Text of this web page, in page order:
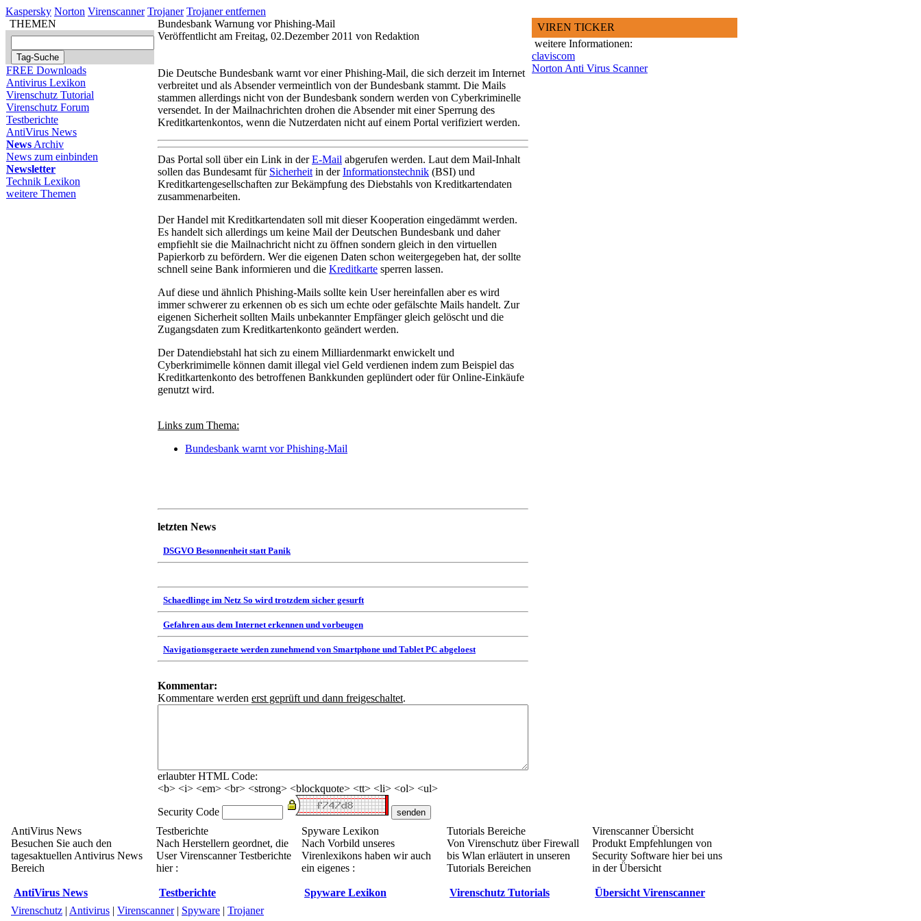
Kaspersky Norton Virenscanner Trojaner Trojaner entfernen
THEMEN
FREE Downloads
Antivirus Lexikon
Virenschutz Tutorial
Virenschutz Forum
Testberichte
AntiVirus News
News Archiv
News zum einbinden
Newsletter
Technik Lexikon
weitere Themen
Bundesbank Warnung vor Phishing-Mail
Veröffentlicht am Freitag, 02.Dezember 2011 von Redaktion
Die Deutsche Bundesbank warnt vor einer Phishing-Mail, die sich derzeit im Internet
verbreitet und als Absender vermeintlich von der Bundesbank stammt. Die Mails
stammen allerdings nicht von der Bundesbank sondern werden von Cyberkriminelle
versendet. In der Mailnachrichten drohen die Absender mit einer Sperrung des
Kreditkartenkontos, wenn die Nutzerdaten nicht auf einem Portal verifiziert werden.
Das Portal soll über ein Link in derE-Mail abgerufen werden. Laut dem Mail-Inhalt
sollen das Bundesamt für Sicherheit in derInformationstechnik (BSI) und
Kreditkartengesellschaften zur Bekämpfung des Diebstahls von Kreditkartendaten
zusammenarbeiten.
Der Handel mit Kreditkartendaten soll mit dieser Kooperation eingedämmt werden.
Es handelt sich allerdings um keine Mail der Deutschen Bundesbank und daher
empfiehlt sie die Mailnachricht nicht zu öffnen sondern gleich in den virtuellen
Papierkorb zu befördern. Wer die eigenen Daten schon weitergegeben hat, der sollte
schnell seine Bank informieren und die Kreditkarte sperren lassen.
Auf diese und ähnlich Phishing-Mails sollte kein User hereinfallen aber es wird
immer schwerer zu erkennen ob es sich um echte oder gefälschte Mails handelt. Zur
eigenen Sicherheit sollten Mails unbekannter Empfänger gleich gelöscht und die
Zugangsdaten zum Kreditkartenkonto geändert werden.
Der Datendiebstahl hat sich zu einem Milliardenmarkt enwickelt und
Cyberkrimimelle können damit illegal viel Geld verdienen indem zum Beispiel das
Kreditkartenkonto des betroffenen Bankkunden geplündert oder für Online-Einkäufe
genutzt wird.
Links zum Thema:
Bundesbank warnt vor Phishing-Mail
letzten News
DSGVO Besonnenheit statt Panik
Schaedlinge im Netz So wird trotzdem sicher gesurft
Gefahren aus dem Internet erkennen und vorbeugen
Navigationsgeraete werden zunehmend von Smartphone und Tablet PC abgeloest
Kommentar:
Kommentare werden erst geprüft und dann freigeschaltet.
erlaubter HTML Code:
<b> <i> <em> <br> <strong> <blockquote> <tt> <li> <ol> <ul>
Security Code
VIREN TICKER
weitere Informationen:
claviscom
Norton Anti Virus Scanner
AntiVirus News
Besuchen Sie auch den
tagesaktuellen Antivirus News
Bereich
AntiVirus News
Testberichte
Nach Herstellern geordnet, die
User Virenscanner Testberichte
hier :
Testberichte
Spyware Lexikon
Nach Vorbild unseres
Virenlexikons haben wir auch
ein eigenes :
Spyware Lexikon
Tutorials Bereiche
Von Virenschutz über Firewall
bis Wlan erläutert in unseren
Tutorials Bereichen
Virenschutz Tutorials
Virenscanner Übersicht
Produkt Empfehlungen von
Security Software hier bei uns
in der Übersicht
Übersicht Virenscanner
Virenschutz | Antivirus | Virenscanner| Spyware | Trojaner